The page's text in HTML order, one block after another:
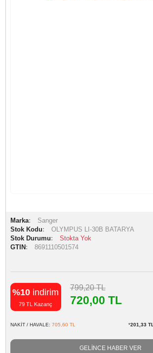
Marka
Sanger
Stok Kodu
OLYMPUS LI-30B BATARYA
Stokta Yok